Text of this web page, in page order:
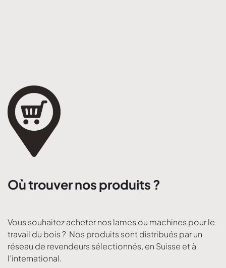
Où trouver nos produits ?
Vous souhaitez acheter nos lames ou machines pour le
travail du bois ? Nos produits sont distribués par un
réseau de revendeurs sélectionnés, en Suisse et à
l’international.